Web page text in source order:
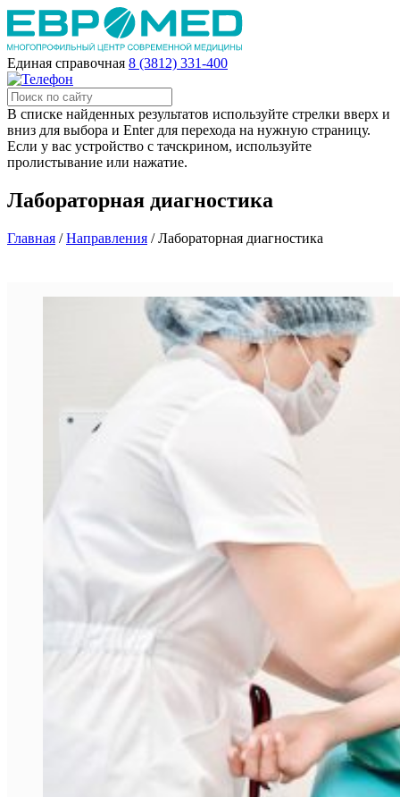
Единая справочная 8 (3812) 331-400
В списке найденных результатов используйте стрелки вверх и
вниз для выбора и Enter для перехода на нужную страницу.
Если у вас устройство с тачскрином, используйте
пролистывание или нажатие.
Лабораторная диагностика
Главная /Направления /Лабораторная диагностика